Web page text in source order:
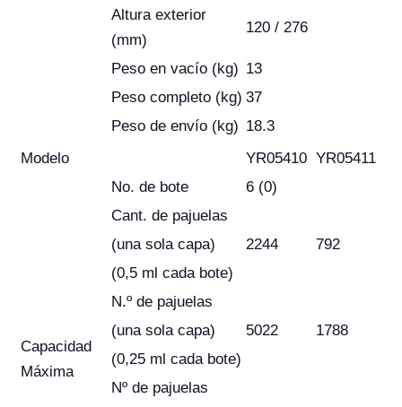
Altura exterior
(mm)
120 / 276
Peso en vacío (kg) 13
Peso completo (kg) 37
Peso de envío (kg) 18.3
Modelo
YR05410 YR05411
Capacidad
Máxima
No. de bote
6 (0)
Cant. de pajuelas
2244
792
(una sola capa)
(0,5 ml cada bote)
N.º de pajuelas
5022
1788
(una sola capa)
(0,25 ml cada bote)
Nº de pajuelas